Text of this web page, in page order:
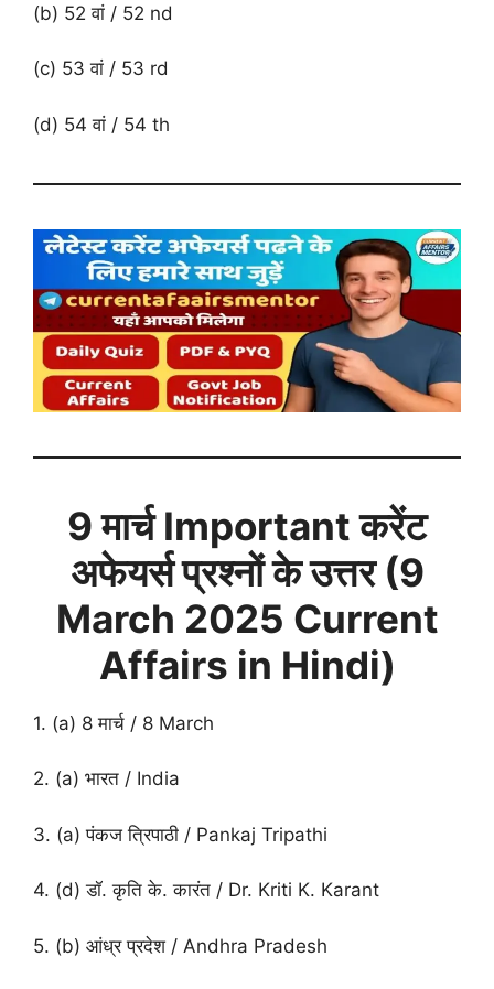
(b) 52 वां / 52 nd
(c) 53 वां / 53 rd
(d) 54 वां / 54 th
9 मार्च Important करेंट
अफेयर्स प्रश्नों के उत्तर (9
March 2025 Current
Affairs in Hindi)
1. (a) 8 मार्च / 8 March
2. (a) भारत / India
3. (a) पंकज त्रिपाठी / Pankaj Tripathi
4. (d) डॉ. कृति के. कारंत / Dr. Kriti K. Karant
5. (b) आंध्र प्रदेश / Andhra Pradesh